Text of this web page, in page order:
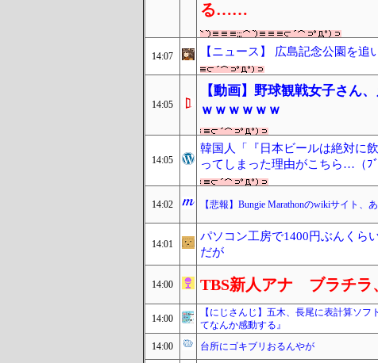
る……
14:07 【ニュース】 広島記念公園を
14:05
【動画】野球観戦女子さん
ｗｗｗｗｗｗ
14:05
韓国人「『日本ビールは絶対に
ってしまった理由がこちら…（ﾌ
14:02 【悲報】Bungie Marathonのwikiサイト
14:01
パソコン工房で1400円ぶんくら
だが
14:00 TBS新人アナ ブラチラ
14:00
【にじさんじ】五木、長尾に表計算ソ
てなんか感動する』
14:00 台所にゴキブリおるんやが